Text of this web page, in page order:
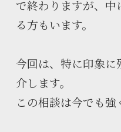
で終わりますが、
る方もいます。
今回は、特に印象
介します。
この相談は今でも強